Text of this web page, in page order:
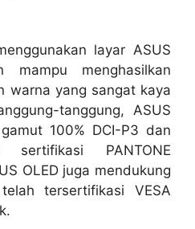
layar ASUS
mampu menghasilkan
warna yang sangat kaya
tanggung, ASUS
100% DCI-P3 dan
sertifikasi PANTONE
OLED juga mendukung
tersertifikasi VESA